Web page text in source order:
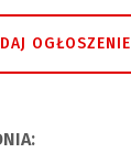
OGŁOSZENIE